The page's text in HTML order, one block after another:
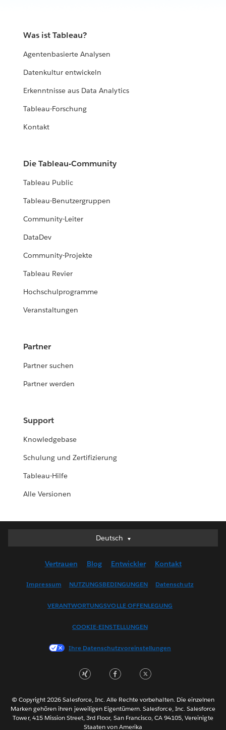
Was ist Tableau?
Agentenbasierte Analysen
Datenkultur entwickeln
Erkenntnisse aus Data Analytics
Tableau-Forschung
Kontakt
Die Tableau-Community
Tableau Public
Tableau-Benutzergruppen
Community-Leiter
DataDev
Community-Projekte
Tableau Revier
Hochschulprogramme
Veranstaltungen
Partner
Partner suchen
Partner werden
Support
Knowledgebase
Schulung und Zertifizierung
Tableau-Hilfe
Alle Versionen
Deutsch
Deutsch
English (US)
Français (France)
한국어
Português
ไทย
简体中文
Vertrauen Blog Entwickler Kontakt
Impressum NUTZUNGSBEDINGUNGEN Datenschutz
VERANTWORTUNGSVOLLE OFFENLEGUNG
COOKIE-EINSTELLUNGEN
Ihre Datenschutzvoreinstellungen
© Copyright 2026 Salesforce, Inc. Alle Rechte vorbehalten. Die einzelnen
Marken gehören ihren jeweiligen Eigentümern. Salesforce, Inc. Salesforce
Tower, 415 Mission Street, 3rd Floor, San Francisco, CA 94105, Vereinigte
Staaten von Amerika